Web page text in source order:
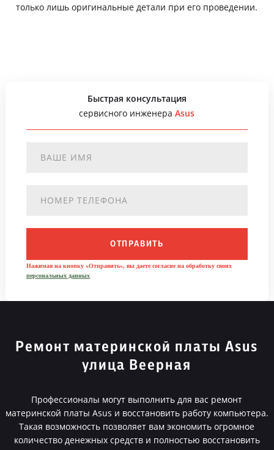
только лишь оригинальные детали при его проведении.
Быстрая консультация
сервисного инженераAsus
ОТПРАВИТЬ
Нажимая на кнопку «Отправить», вы даете согласие на обработку своих
персональных данных
Ремонт материнской платы Asus
улица Веерная
Профессионалы могут выполнить для вас ремонт
материнской платы Asus и восстановить работу компьютера.
Такая возможность позволяет вам экономить огромное
количество денежных средств и полностью восстановить